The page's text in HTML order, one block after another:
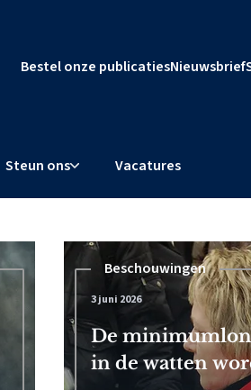
Bestel onze publicatiesNieuwsbrief
Steun ons Vacatures
Beschouwingen
3 juni 2026
De
in de watten